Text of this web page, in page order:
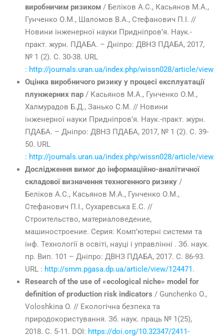
виробничим ризиком / Беліков А.С., Касьянов М.А.,
Гунченко О.М., Шаломов В.А., Стефанович П.І. //
Новини інженерної науки Придніпров’я. Наук.-
практ. журн. ПДАБА. – Дніпро: ДВНЗ ПДАБА, 2017,
№ 1 (2). С. 30-38. URL
: http://journals.uran.ua/index.php/wissn028/article/view/
Оцінка виробничого ризику у процесі експлуатації
плунжерних пар / Касьянов М.А., Гунченко О.М.,
Халмурадов Б.Д., Занько С.М. // Новини
інженерної науки Придніпров’я. Наук.-практ. журн.
ПДАБА. – Дніпро: ДВНЗ ПДАБА, 2017, № 1 (2). С. 39-
50. URL
: http://journals.uran.ua/index.php/wissn028/article/view/
Дослідження вимог до інформаційно-аналітичної
складової визначення техногенного ризику /
Беліков А.С., Касьянов М.А., Гунченко О.М.,
Стефанович П.І., Сухаревська Е.С. //
Строительство, материаловедение,
машиностроение. Серия: Комп’ютерні системи та
інф. Технології в освіті, науці і управлінні . Зб. наук.
пр. Вип. 101 – Дніпро: ДВНЗ ПДАБА, 2017. С. 86-93.
URL : http://smm.pgasa.dp.ua/article/view/124471.
Research of the use of «ecological niche» model for
definition of production risk indicators / Gunchenko O.,
Voloshkina O. // Екологічна безпека та
природокористування. Зб. наук. праць № 1(25),
2018. С. 5-11. DOI: https://doi.org/10.32347/2411-